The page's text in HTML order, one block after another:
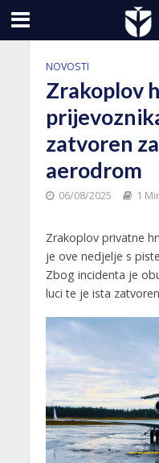
NOVOSTI
Zrakoplov
zatvoren
aerodrom
06/08/2025 1
Zrakoplov privatne
je ove nedjelje s
Zbog incidenta je
luci te je ista